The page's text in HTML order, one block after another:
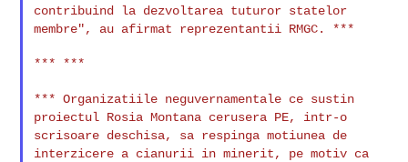
contribuind la dezvoltarea tuturor statelor
membre", au afirmat reprezentantii RMGC. ***
*** ***
*** Organizatiile neguvernamentale ce sustin
proiectul Rosia Montana cerusera PE, intr-o
scrisoare deschisa, sa respinga motiunea de
interzicere a cianurii in minerit, pe motiv ca